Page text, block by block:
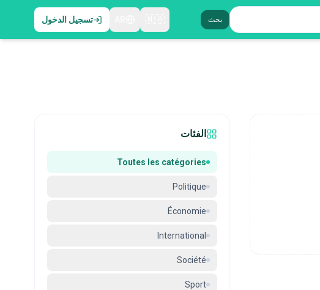
بحث تسجيل الدخول
الفئات
Toutes les catégories
Politique
Économie
International
Société
Sport